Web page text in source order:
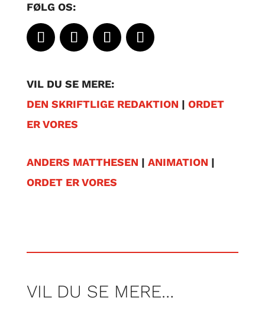
FØLG OS:
VIL DU SE MERE:
DEN SKRIFTLIGE REDAKTION | ORDET
ER VORES
ANDERS MATTHESEN | ANIMATION |
ORDET ER VORES
VIL DU SE MERE…